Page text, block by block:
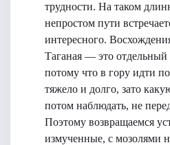
трудности. На таком
непростом пути
интересного.
Таганая — это отдельный
потому что в гору идти
тяжело и долго, зато
потом наблюдать, не
Поэтому возвращаемся
измученные, с мозолями